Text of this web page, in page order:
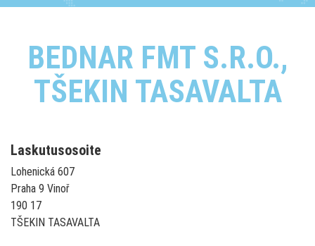
BEDNAR FMT S.R.O.,
TŠEKIN TASAVALTA
Laskutusosoite
Lohenická 607
Praha 9 Vinoř
190 17
TŠEKIN TASAVALTA